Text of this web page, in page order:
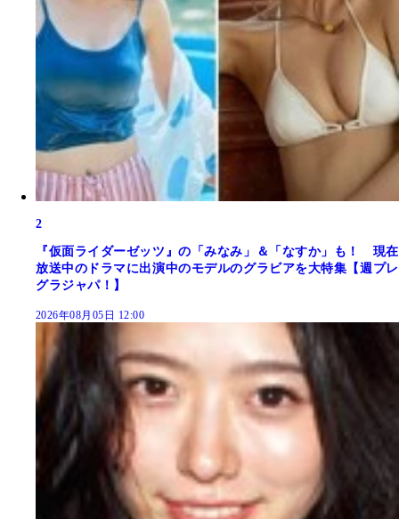
2
『仮面ライダーゼッツ』の「みなみ」＆「なすか」も！ 現在
放送中のドラマに出演中のモデルのグラビアを大特集【週プレ
グラジャパ！】
2026年08月05日 12:00